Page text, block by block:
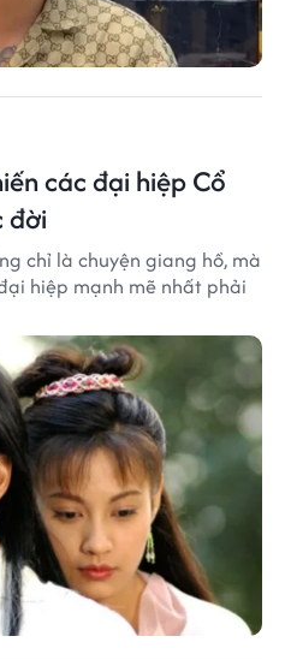
các đại hiệp Cổ
đời
chỉ là chuyện giang hồ, mà
hiệp mạnh mẽ nhất phải